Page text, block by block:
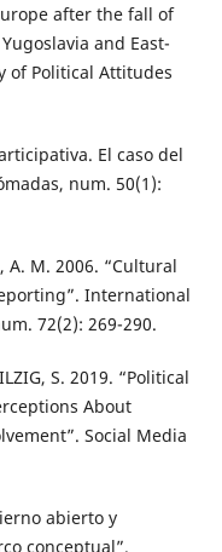
after the fall of
and East-
of Political Attitudes
El caso del
num. 50(1):
A. M. 2006. “Cultural
International
72(2): 269-290.
S. 2019. “Political
About
Social Media
abierto y
conceptual”.